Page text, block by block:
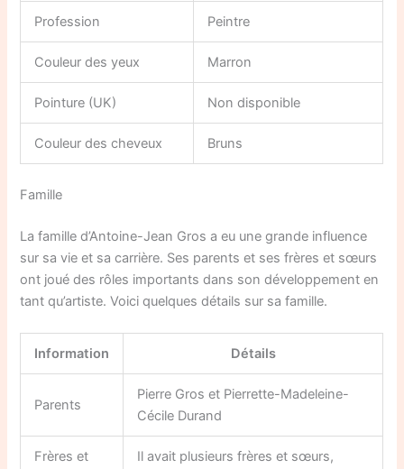
Profession Peintre
Couleur des yeux Marron
Pointure (UK) Non disponible
Couleur des cheveux Bruns
Famille
La famille d’Antoine-Jean Gros a eu une grande influence
sur sa vie et sa carrière. Ses parents et ses frères et sœurs
ont joué des rôles importants dans son développement en
tant qu’artiste. Voici quelques détails sur sa famille.
Information Détails
Parents
Pierre Gros et Pierrette-Madeleine-
Cécile Durand
Frères et
Il avait plusieurs frères et sœurs,